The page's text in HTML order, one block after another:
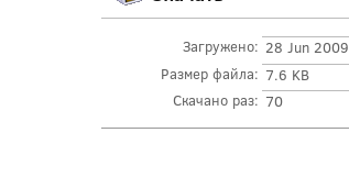
Загружено: 28 Jun 2009
Размер файла: 7.6 KB
Скачано раз: 70